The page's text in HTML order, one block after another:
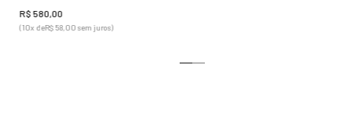
R$ 580 00
(10x deR$58, 00sem juros)